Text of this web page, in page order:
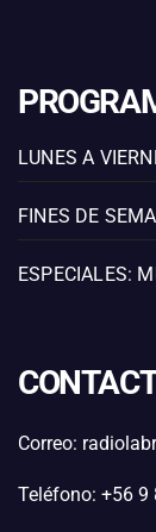
LUNES A
FINES DE
ESPECIALES:
Correo:
Teléfono: +56 9